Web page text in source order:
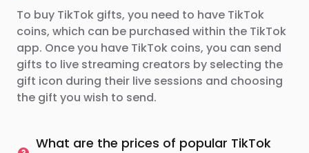
To buy TikTok gifts, you need to have TikTok
coins, which can be purchased within the TikTok
app. Once you have TikTok coins, you can send
gifts to live streaming creators by selecting the
gift icon during their live sessions and choosing
the gift you wish to send.
What are the prices of popular TikTok